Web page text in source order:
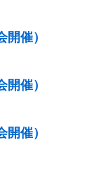
催）
催）
催）